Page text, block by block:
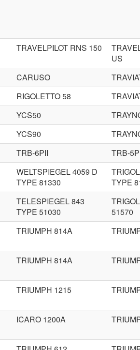
TRAVELPILOT RNS 150
US
CARUSO
RIGOLETTO 58
YCS50
YCS90
TRB-6PII TRB-
WELTSPIEGEL 4059 D
TYPE 81330
TYPE
TELESPIEGEL 843
TYPE 51030
51570
TRIUMPH 814A
TRIUMPH 814A
TRIUMPH 1215
ICARO 1200A